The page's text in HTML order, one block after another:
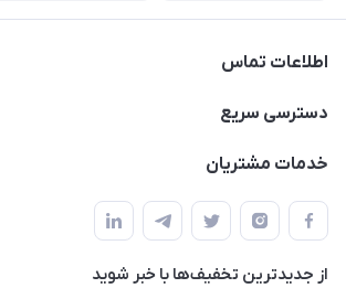
اطلاعات تماس
09124780957
دسترسی سریع
حساب کاربری
لیست محصولات
درباره ما
خدمات مشتریان
قوانین و مقررات
حریم خصوصی
راهنما
از جدید‌ترین تخفیف‌ها با‌ خبر شوید